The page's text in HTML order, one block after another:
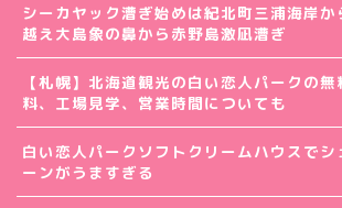
シーカヤック漕ぎ始めは紀北町三浦海岸か
越え大島象の鼻から赤野島激凪漕ぎ
【札幌】北海道観光の白い恋人パークの
料、工場見学、営業時間についても
白い恋人パークソフトクリームハウスでシ
ーンがうますぎる